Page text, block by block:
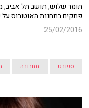
תומר שלוש, תושב תל
פתקים בתחנות האוטובוס על
25/02/2016
ספורט תחבורה